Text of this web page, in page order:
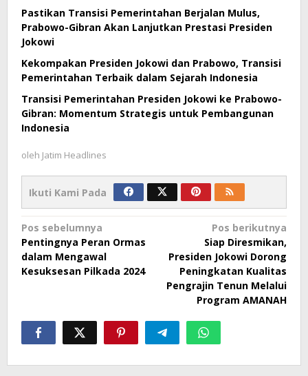
Pastikan Transisi Pemerintahan Berjalan Mulus,
Prabowo-Gibran Akan Lanjutkan Prestasi Presiden
Jokowi
Kekompakan Presiden Jokowi dan Prabowo, Transisi
Pemerintahan Terbaik dalam Sejarah Indonesia
Transisi Pemerintahan Presiden Jokowi ke Prabowo-
Gibran: Momentum Strategis untuk Pembangunan
Indonesia
oleh Jatim Headlines
Ikuti Kami Pada
Navigasi
pos
Pos sebelumnya
Pentingnya Peran Ormas
dalam Mengawal
Kesuksesan Pilkada 2024
Pos berikutnya
Siap Diresmikan,
Presiden Jokowi Dorong
Peningkatan Kualitas
Pengrajin Tenun Melalui
Program AMANAH